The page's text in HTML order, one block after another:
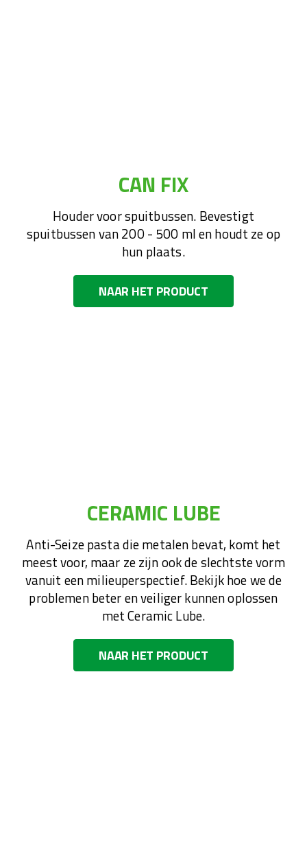
CAN FIX
Houder voor spuitbussen. Bevestigt
spuitbussen van 200 - 500 ml en houdt ze op
hun plaats.
NAAR HET PRODUCT
CERAMIC LUBE
Anti-Seize pasta die metalen bevat, komt het
meest voor, maar ze zijn ook de slechtste vorm
vanuit een milieuperspectief. Bekijk hoe we de
problemen beter en veiliger kunnen oplossen
met Ceramic Lube.
NAAR HET PRODUCT